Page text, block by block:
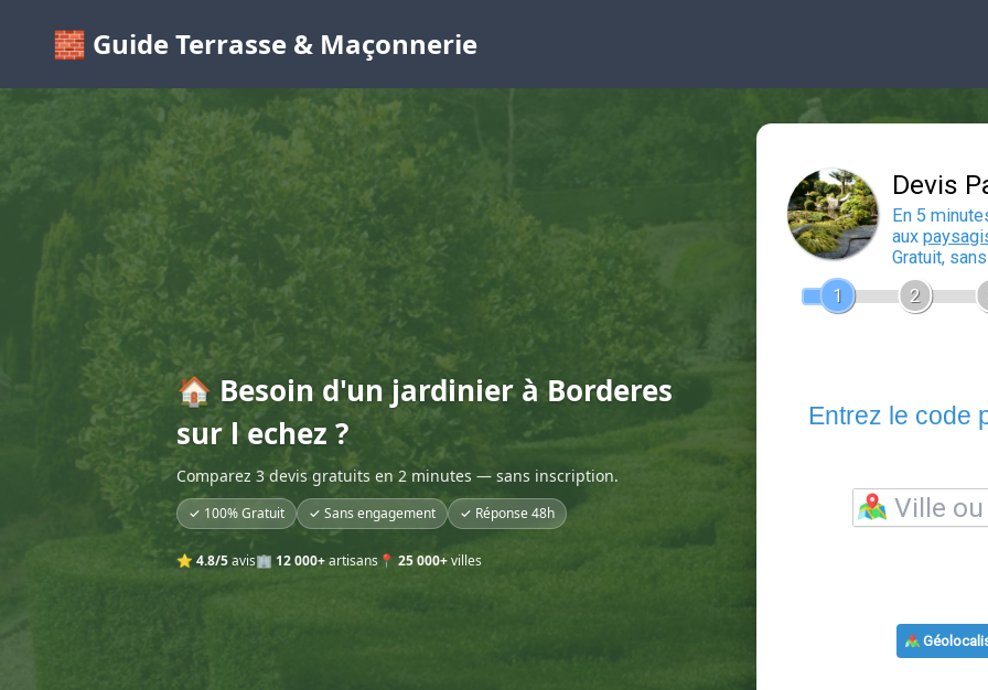
🧱 Guide Terrasse & Maçonnerie
🏠 Besoin d'un jardinier à Borderes
sur l echez ?
Comparez 3 devis gratuits en 2 minutes — sans inscription.
✓ 100% Gratuit ✓ Sans engagement ✓ Réponse 48h
⭐ 4.8/5avis🏢 12 000+artisans 📍 25 000+villes